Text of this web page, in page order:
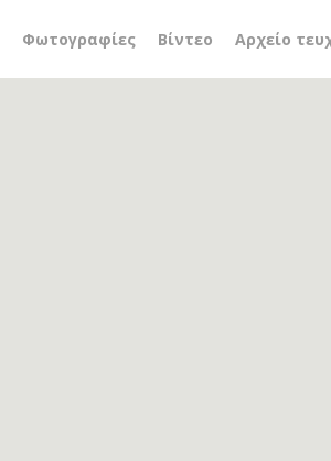
Φωτογραφίες Βίντεο Αρχείο
λυρική ποίηση